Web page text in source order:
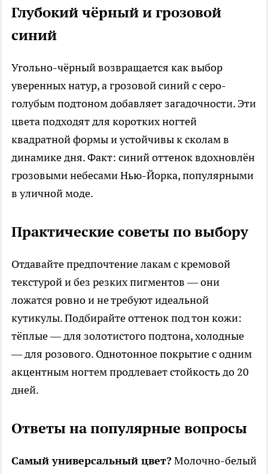
Глубокий чёрный и грозовой
синий
Угольно-чёрный возвращается как выбор
уверенных натур, а грозовой синий с серо-
голубым подтоном добавляет загадочности. Эти
цвета подходят для коротких ногтей
квадратной формы и устойчивы к сколам в
динамике дня. Факт: синий оттенок вдохновлён
грозовыми небесами Нью-Йорка, популярными
в уличной моде.
Практические советы по выбору
Отдавайте предпочтение лакам с кремовой
текстурой и без резких пигментов — они
ложатся ровно и не требуют идеальной
кутикулы. Подбирайте оттенок под тон кожи:
тёплые — для золотистого подтона, холодные
— для розового. Однотонное покрытие с одним
акцентным ногтем продлевает стойкость до 20
дней.
Ответы на популярные вопросы
Самый универсальный цвет?Молочно-белый